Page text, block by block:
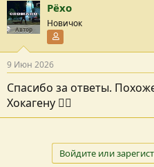
Автор
Рёхо
Новичок
9 Июн 2026
Спасибо за ответы.
Хокагену 👍🏿
Войдите или